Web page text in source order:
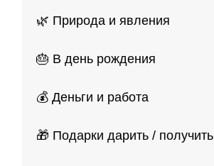
🌿 Природа и явления
🎂 В день рождения
💰 Деньги и работа
🎁 Подарки дарить / получить